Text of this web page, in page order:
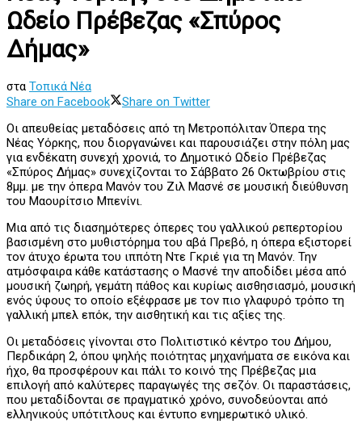
Ωδείο Πρέβεζας «Σπύρος
Δήμας»
στα Τοπικά Νέα
Share on Facebook
Share on Twitter
Οι απευθείας μεταδόσεις από τη Μετροπόλιταν Όπερα της
Νέας Υόρκης, που διοργανώνει και παρουσιάζει στην πόλη μας
για ενδέκατη συνεχή χρονιά, το Δημοτικό Ωδείο Πρέβεζας
«Σπύρος Δήμας» συνεχίζονται το Σάββατο 26 Οκτωβρίου στις
8μμ. με την όπερα Μανόν του Ζιλ Μασνέ σε μουσική διεύθυνση
του Μαουρίτσιο Μπενίνι.
Μια από τις διασημότερες όπερες του γαλλικού ρεπερτορίου
βασισμένη στο μυθιστόρημα του αβά Πρεβό, η όπερα εξιστορεί
τον άτυχο έρωτα του ιππότη Ντε Γκριέ για τη Μανόν. Την
ατμόσφαιρα κάθε κατάστασης ο Μασνέ την αποδίδει μέσα από
μουσική ζωηρή, γεμάτη πάθος και κυρίως αισθησιασμό, μουσική
ενός ύφους το οποίο εξέφρασε με τον πιο γλαφυρό τρόπο τη
γαλλική μπελ επόκ, την αισθητική και τις αξίες της.
Οι μεταδόσεις γίνονται στο Πολιτιστικό κέντρο του Δήμου,
Περδικάρη 2, όπου ψηλής ποιότητας μηχανήματα σε εικόνα και
ήχο, θα προσφέρουν και πάλι το κοινό της Πρέβεζας μια
επιλογή από καλύτερες παραγωγές της σεζόν. Οι παραστάσεις,
που μεταδίδονται σε πραγματικό χρόνο, συνοδεύονται από
ελληνικούς υπότιτλους και έντυπο ενημερωτικό υλικό.